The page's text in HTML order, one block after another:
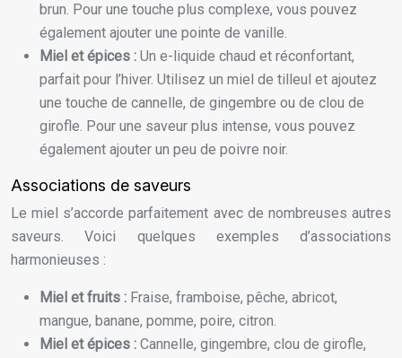
brun. Pour une touche plus complexe, vous pouvez
également ajouter une pointe de vanille.
Miel et épices : Un e-liquide chaud et réconfortant,
parfait pour l’hiver. Utilisez un miel de tilleul et ajoutez
une touche de cannelle, de gingembre ou de clou de
girofle. Pour une saveur plus intense, vous pouvez
également ajouter un peu de poivre noir.
Associations de saveurs
Le miel s’accorde parfaitement avec de nombreuses autres
saveurs. Voici quelques exemples d’associations
harmonieuses :
Miel et fruits : Fraise, framboise, pêche, abricot,
mangue, banane, pomme, poire, citron.
Miel et épices : Cannelle, gingembre, clou de girofle,